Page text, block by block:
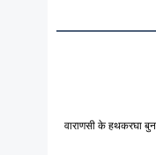
वाराणसी के हथकरघा